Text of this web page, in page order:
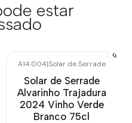
estar
A14.004|Solar de Serrade
Solar de Serrade
Alvarinho Trajadura
2024 Vinho Verde
Branco 75cl